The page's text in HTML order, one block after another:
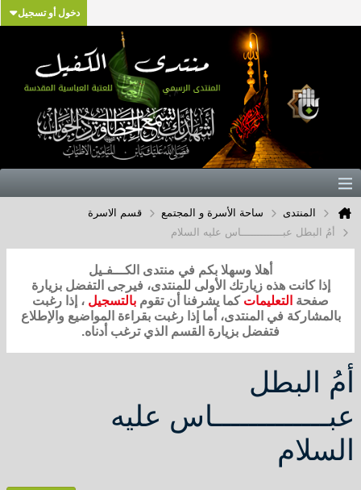
دخول أو تسجيل
المنتدى ساحة الأسرة و المجتمع
قسم الاسرة
أمُ البطل عبـــــــــــــاس عليه السلام
أهلا وسهلا بكم في منتدى الكـــفـيل
إذا كانت هذه زيارتك الأولى للمنتدى، فيرجى التفضل بزيارة
صفحة التعليمات كما يشرفنا أن تقوم بالتسجيل ، إذا رغبت
بالمشاركة في المنتدى، أما إذا رغبت بقراءة المواضيع والإطلاع
فتفضل بزيارة القسم الذي ترغب أدناه.
أمُ البطل
عبـــــــــــــاس عليه
السلام